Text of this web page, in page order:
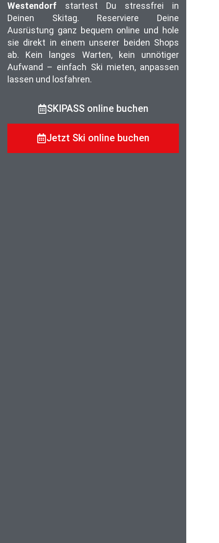
Westendorf startest Du stressfrei in
Deinen Skitag. Reserviere Deine
Ausrüstung ganz bequem online und hole
sie direkt in einem unserer beiden Shops
ab. Kein langes Warten, kein unnötiger
Aufwand – einfach Ski mieten, anpassen
lassen und losfahren.
SKIPASS online buchen
Jetzt Ski online buchen